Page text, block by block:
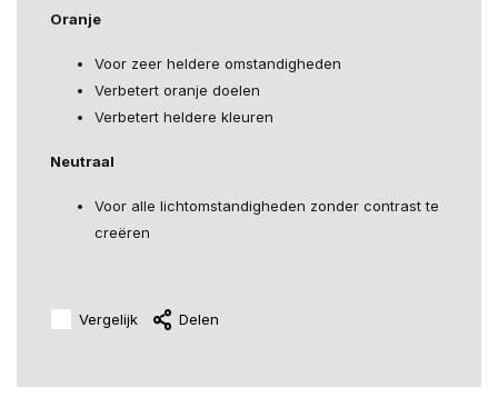
Oranje
Voor zeer heldere omstandigheden
Verbetert oranje doelen
Verbetert heldere kleuren
Neutraal
Voor alle lichtomstandigheden zonder contrast te
creëren
Vergelijk Delen